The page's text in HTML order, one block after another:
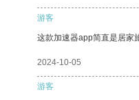
游客
这款加速器app简直是居家
2024-10-05
游客